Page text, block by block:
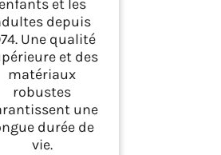
enfants et les
depuis
Une qualité
et des
matériaux
robustes
une
durée de
vie.